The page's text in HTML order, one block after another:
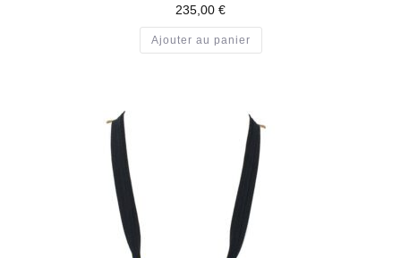
235,00 €
Ajouter au panier